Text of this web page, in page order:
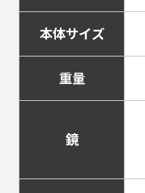
本体サイズ
重量
鏡